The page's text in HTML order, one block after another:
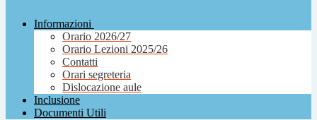
Informazioni
Orario 2026/27
Orario Lezioni 2025/26
Contatti
Orari segreteria
Dislocazione aule
Inclusione
Documenti Utili